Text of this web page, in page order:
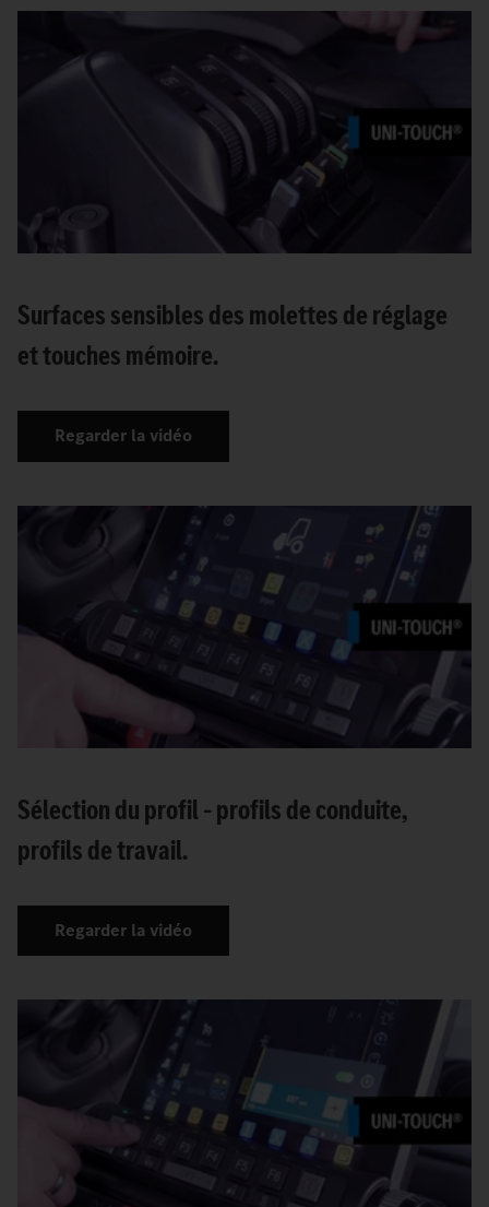
Surfaces sensibles des molettes de réglage
et touches mémoire.
Regarder la vidéo
Sélection du profil – profils de conduite,
profils de travail.
Regarder la vidéo